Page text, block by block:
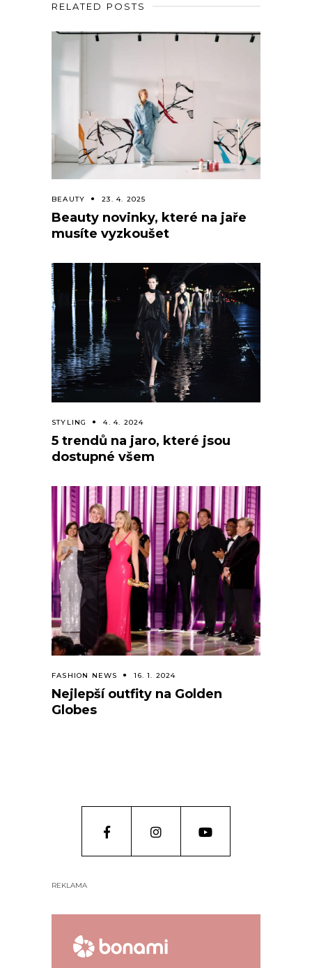
RELATED POSTS
BEAUTY 23. 4. 2025
Beauty novinky, které na jaře
musíte vyzkoušet
STYLING 4. 4. 2024
5 trendů na jaro, které jsou
dostupné všem
FASHION NEWS 16. 1. 2024
Nejlepší outfity na Golden
Globes
REKLAMA